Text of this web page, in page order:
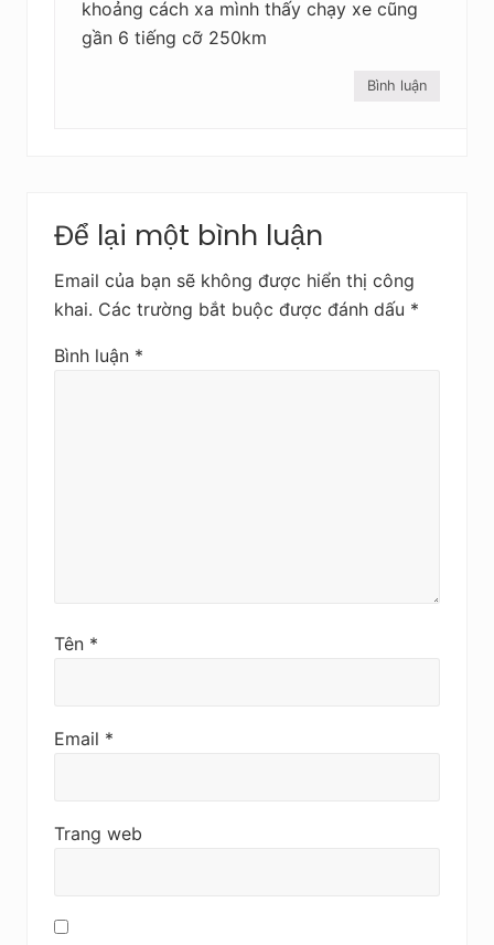
khoảng cách xa mình thấy chạy xe cũng
gần 6 tiếng cỡ 250km
Bình luận
Để lại một bình luận
Email của bạn sẽ không được hiển thị công
khai. Các trường bắt buộc được đánh dấu *
Bình luận *
Tên *
Email *
Trang web